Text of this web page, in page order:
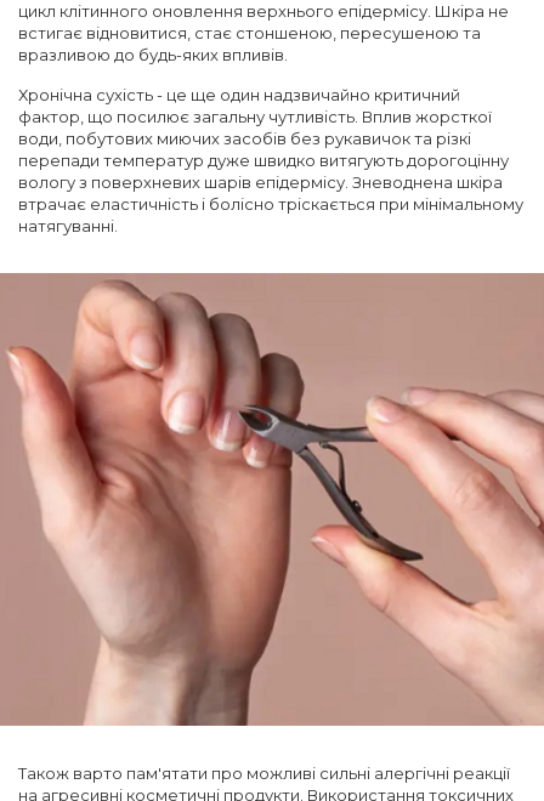
цикл клітинного оновлення верхнього епідермісу. Шкіра не
встигає відновитися, стає стоншеною, пересушеною та
вразливою до будь-яких впливів.
Хронічна сухість - це ще один надзвичайно критичний
фактор, що посилює загальну чутливість. Вплив жорсткої
води, побутових миючих засобів без рукавичок та різкі
перепади температур дуже швидко витягують дорогоцінну
вологу з поверхневих шарів епідермісу. Зневоднена шкіра
втрачає еластичність і болісно тріскається при мінімальному
натягуванні.
Також варто пам'ятати про можливі сильні алергічні реакції
на агресивні косметичні продукти. Використання токсичних